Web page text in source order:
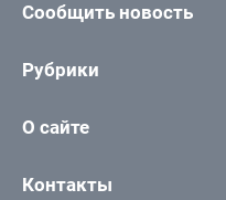
Сообщить новость
Рубрики
О сайте
Контакты